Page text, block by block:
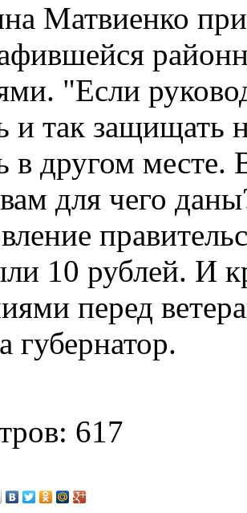
Матвиенко
"Если
и так защищать
в другом
для чего
10 рублей. И
перед
губернатор.
617